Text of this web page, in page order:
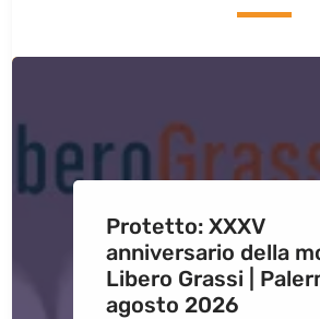
Protetto: XXXV
anniversario della
Libero Grassi |
agosto 2026